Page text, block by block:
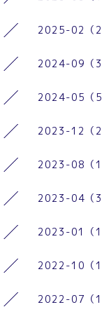
2025-02（2
2024-09（3
2024-05（5
2023-12（2
2023-08（1
2023-04（3
2023-01（1
2022-10（1
2022-07（1